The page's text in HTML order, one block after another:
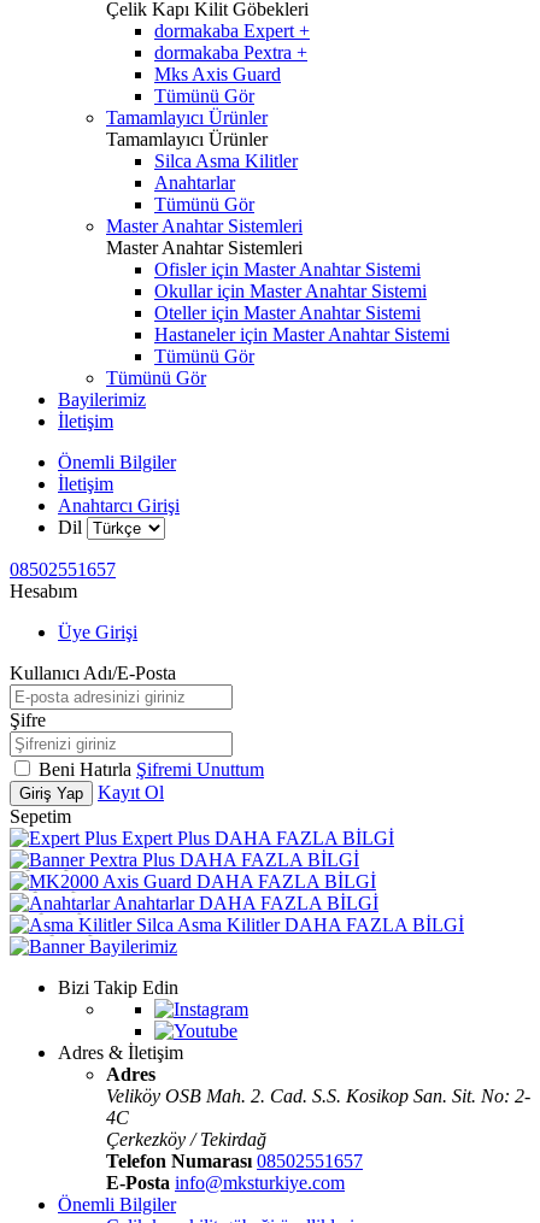
Çelik Kapı Kilit Göbekleri
dormakaba Expert +
dormakaba Pextra +
Mks Axis Guard
Tümünü Gör
Tamamlayıcı Ürünler
Tamamlayıcı Ürünler
Silca Asma Kilitler
Anahtarlar
Tümünü Gör
Master Anahtar Sistemleri
Master Anahtar Sistemleri
Ofisler için Master Anahtar Sistemi
Okullar için Master Anahtar Sistemi
Oteller için Master Anahtar Sistemi
Hastaneler için Master Anahtar Sistemi
Tümünü Gör
Tümünü Gör
Bayilerimiz
İletişim
Önemli Bilgiler
İletişim
Anahtarcı Girişi
Dil
08502551657
Hesabım
Üye Girişi
Kullanıcı Adı/E-Posta
Şifre
Beni Hatırla Şifremi Unuttum
Giriş Yap
Kayıt Ol
Sepetim
Expert Plus DAHA FAZLA BİLGİ
Pextra Plus DAHA FAZLA BİLGİ
Axis Guard DAHA FAZLA BİLGİ
Anahtarlar DAHA FAZLA BİLGİ
Silca Asma Kilitler DAHA FAZLA BİLGİ
Bayilerimiz
Bizi Takip Edin
Adres & İletişim
Adres
Veliköy OSB Mah. 2. Cad. S.S. Kosikop San. Sit. No: 2-
4C
Çerkezköy / Tekirdağ
Telefon Numarası 08502551657
E-Posta info@mksturkiye.com
Önemli Bilgiler